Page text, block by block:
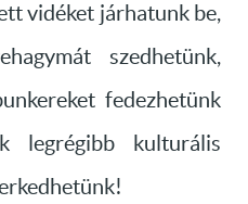
vidéket járhatunk be,
szedhetünk,
fedezhetünk
legrégibb kulturális